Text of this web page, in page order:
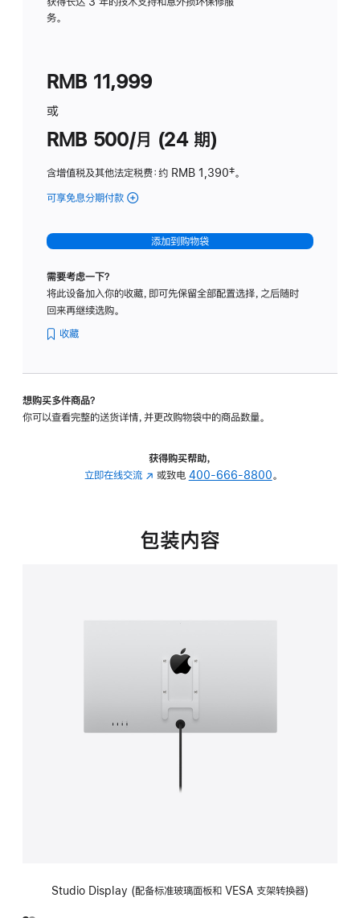
务。
RMB 11,999
或
RMB 500/月 (24 期)
含增值税及其他法定税费：约 RMB 1,390脚
‡。
可享免息分期付款 (Studio
-
标
璃
转
的
添加到购物袋
需要考虑一下？
将此设备加入你的收藏，即可先保留全部配置选择，之后随时
回来再继续选购。
收藏
想购买多件商品？
你可以查看完整的送货详情，并更改购物袋中的商品数量。
获得购买帮助，
立即在线交流 (在
中
或致电 400-666-8800。
包装内容
Studio Display (配备标准玻璃面板和 VESA 支架转换器)